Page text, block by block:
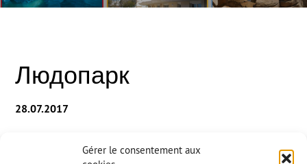
Gérer le consentement aux
Людопарк
28.07.2017
приняла участие в следующих